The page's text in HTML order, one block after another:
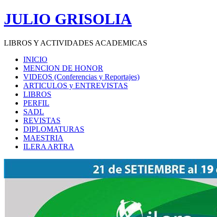
Saltar
al
JULIO GRISOLIA
LIBROS Y ACTIVIDADES ACADEMICAS
INICIO
MENCION DE HONOR
VIDEOS (Conferencias y Reportajes)
ARTICULOS y ENTREVISTAS
LIBROS
PERFIL
SADL
REVISTAS
DIPLOMATURAS
MAESTRIA
ILERA ARTRA